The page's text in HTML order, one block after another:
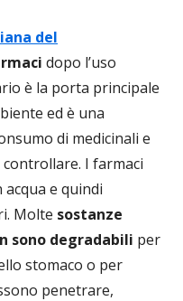
del
dopo l’uso
è la porta principale
ed è una
di medicinali e
I farmaci
e quindi
Molte sostanze
sono degradabili per
stomaco o per
penetrare,